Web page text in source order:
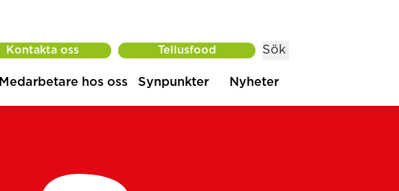
Kontakta oss Tellusfood Sök
Medarbetare hos oss Synpunkter Nyheter